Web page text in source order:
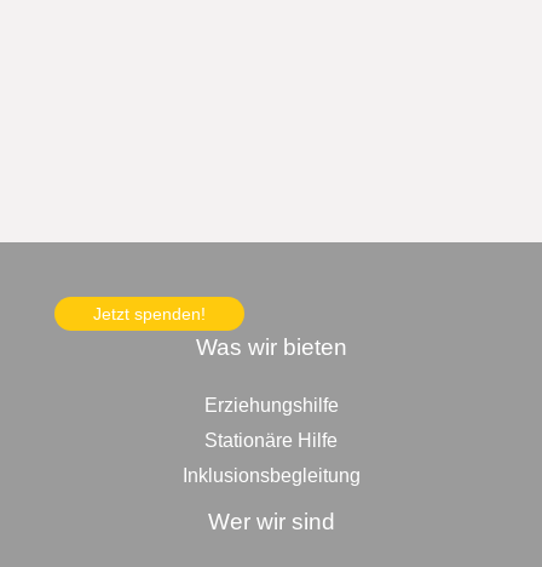
Jetzt spenden!
Was wir bieten
Erziehungshilfe
Stationäre Hilfe
Inklusionsbegleitung
Wer wir sind